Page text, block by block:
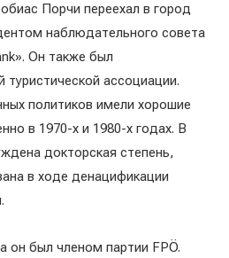
Порчи переехал в город
наблюдательного совета
Он также был
ассоциации.
политиков имели хорошие
в 1970-х и 1980-х годах. В
докторская степень,
в ходе денацификации
он был членом партии FPÖ.